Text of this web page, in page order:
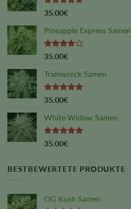
Rated5.00
35.00€
Pineapple Express Samen
Rated
of 5
35.00€
Trainwreck Samen
Rated5.00
35.00€
White Widow Samen
Rated5.00
35.00€
BESTBEWERTETE PRODUKTE
OG Kush Samen